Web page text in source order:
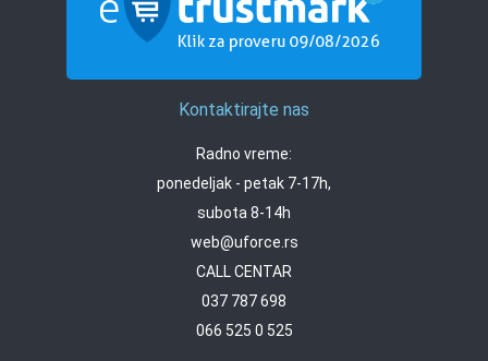
Kontaktirajte nas
Radno vreme:
ponedeljak - petak 7-17h,
subota 8-14h
web@uforce.rs
CALL CENTAR
037 787 698
066 525 0 525